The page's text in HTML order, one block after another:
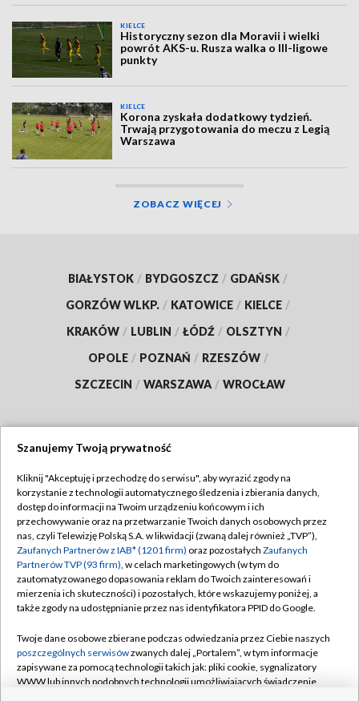
KIELCE
Historyczny sezon dla Moravii i wielki
powrót AKS-u. Rusza walka o III-ligowe
punkty
KIELCE
Korona zyskała dodatkowy tydzień.
Trwają przygotowania do meczu z Legią
Warszawa
ZOBACZ WIĘCEJ
BIAŁYSTOK / BYDGOSZCZ / GDAŃSK /
GORZÓW WLKP. / KATOWICE / KIELCE /
KRAKÓW / LUBLIN / ŁÓDŹ / OLSZTYN /
OPOLE / POZNAŃ / RZESZÓW /
SZCZECIN / WARSZAWA / WROCŁAW
TVP
Abonament TVP
Emisja w TVP
Centrum informacji TVP
Naziemna Telewizja Cyfrowa
Rada Programowa
System NOS
Regulamin TVP
Polityka prywatności
Moje zgody
Pomoc
Kontakt
Szanujemy Twoją prywatność
Kliknij "Akceptuję i przechodzę do serwisu", aby wyrazić zgody na
korzystanie z technologii automatycznego śledzenia i zbierania danych,
dostęp do informacji na Twoim urządzeniu końcowym i ich
przechowywanie oraz na przetwarzanie Twoich danych osobowych przez
nas, czyli Telewizję Polską S.A. w likwidacji (zwaną dalej również „TVP”),
Zaufanych Partnerów z IAB* (1201 firm) oraz pozostałych Zaufanych
Partnerów TVP (93 firm), w celach marketingowych (w tym do
zautomatyzowanego dopasowania reklam do Twoich zainteresowań i
mierzenia ich skuteczności) i pozostałych, które wskazujemy poniżej, a
także zgody na udostępnianie przez nas identyfikatora PPID do Google.
Twoje dane osobowe zbierane podczas odwiedzania przez Ciebie naszych
poszczególnych serwisówzwanych dalej „Portalem”, w tym informacje
zapisywane za pomocą technologii takich jak: pliki cookie, sygnalizatory
WWW lub innych podobnych technologii umożliwiających świadczenie